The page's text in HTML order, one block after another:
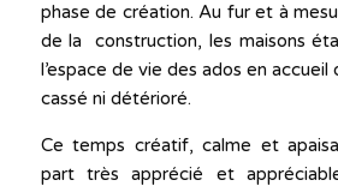
phase de création. Au fur et à
de la construction, les maisons
l’espace de vie des ados en accueil
cassé ni détérioré.
Ce temps créatif, calme et
part très apprécié et